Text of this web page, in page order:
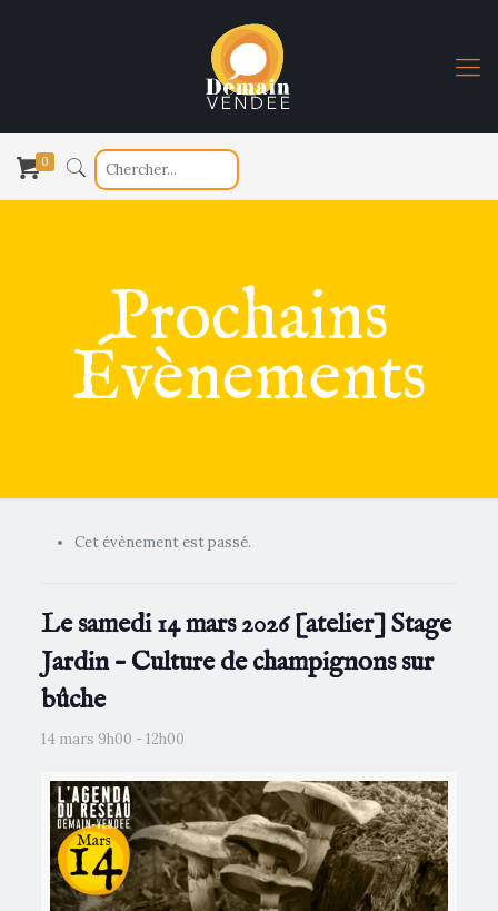
0
Prochains
Évènements
Cet évènement est passé.
Le samedi 14 mars 2026 [atelier] Stage
Jardin – Culture de champignons sur
bûche
14 mars 9h00 -12h00